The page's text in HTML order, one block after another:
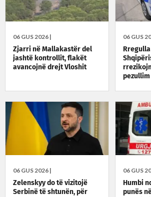
06 GUS 2026 |
Zjarri në Mallakastër del
jashtë kontrollit, flakët
avancojnë drejt Vloshit
06 GUS
06 GUS 2026 |
Zelenskyy do të vizitojë
Serbinë të shtunën, për
06 GUS
Humbi
punës